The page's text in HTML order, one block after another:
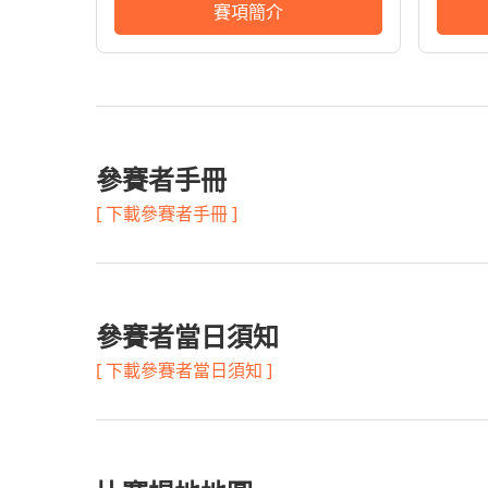
賽項簡介
參賽者手冊
[ 下載參賽者手冊 ]
參賽者當日須知
[ 下載參賽者當日須知 ]